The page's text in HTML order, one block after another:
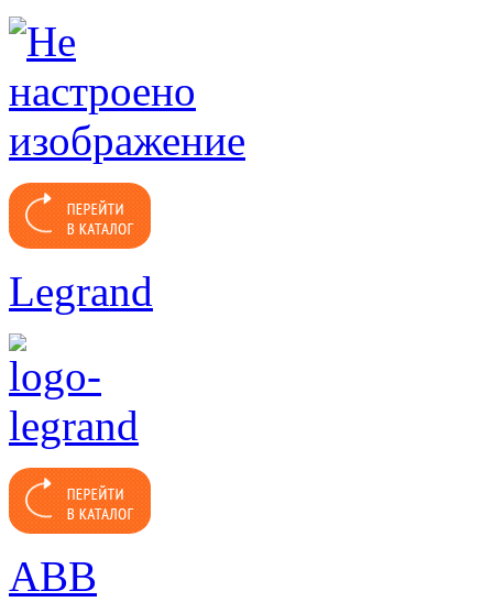
Legrand
ABB